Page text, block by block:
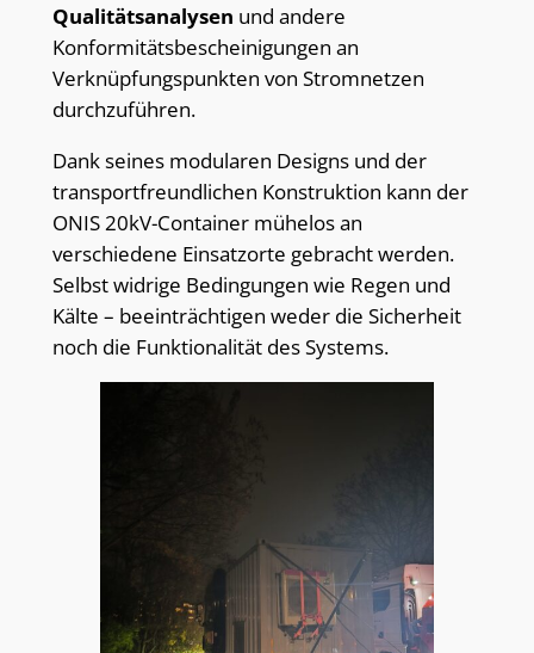
Qualitätsanalysen und andere
Konformitätsbescheinigungen an
Verknüpfungspunkten von Stromnetzen
durchzuführen.
Dank seines modularen Designs und der
transportfreundlichen Konstruktion kann der
ONIS 20kV-Container mühelos an
verschiedene Einsatzorte gebracht werden.
Selbst widrige Bedingungen wie Regen und
Kälte – beeinträchtigen weder die Sicherheit
noch die Funktionalität des Systems.